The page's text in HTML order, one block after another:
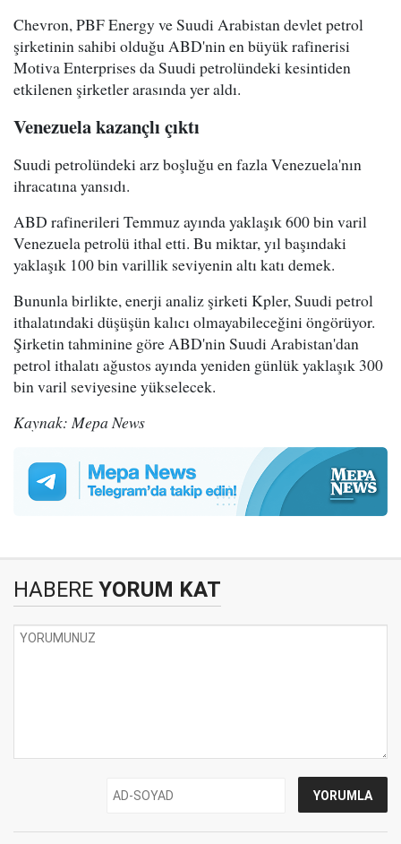
Chevron, PBF Energy ve Suudi Arabistan devlet petrol
şirketinin sahibi olduğu ABD'nin en büyük rafinerisi
Motiva Enterprises da Suudi petrolündeki kesintiden
etkilenen şirketler arasında yer aldı.
Venezuela kazançlı çıktı
Suudi petrolündeki arz boşluğu en fazla Venezuela'nın
ihracatına yansıdı.
ABD rafinerileri Temmuz ayında yaklaşık 600 bin varil
Venezuela petrolü ithal etti. Bu miktar, yıl başındaki
yaklaşık 100 bin varillik seviyenin altı katı demek.
Bununla birlikte, enerji analiz şirketi Kpler, Suudi petrol
ithalatındaki düşüşün kalıcı olmayabileceğini öngörüyor.
Şirketin tahminine göre ABD'nin Suudi Arabistan'dan
petrol ithalatı ağustos ayında yeniden günlük yaklaşık 300
bin varil seviyesine yükselecek.
Kaynak: Mepa News
HABERE YORUM KAT